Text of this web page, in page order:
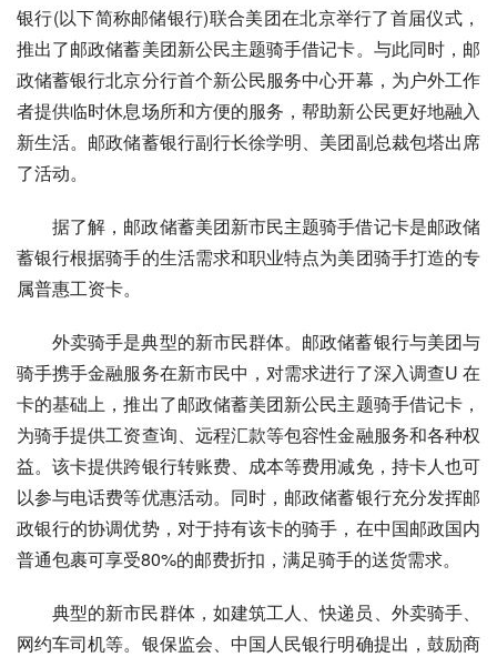
银行(以下简称邮储银行)联合美团在北京举行了首届仪式，
推出了邮政储蓄美团新公民主题骑手借记卡。与此同时，邮
政储蓄银行北京分行首个新公民服务中心开幕，为户外工作
者提供临时休息场所和方便的服务，帮助新公民更好地融入
新生活。邮政储蓄银行副行长徐学明、美团副总裁包塔出席
了活动。
据了解，邮政储蓄美团新市民主题骑手借记卡是邮政储
蓄银行根据骑手的生活需求和职业特点为美团骑手打造的专
属普惠工资卡。
外卖骑手是典型的新市民群体。邮政储蓄银行与美团与
骑手携手金融服务在新市民中，对需求进行了深入调查U 在
卡的基础上，推出了邮政储蓄美团新公民主题骑手借记卡，
为骑手提供工资查询、远程汇款等包容性金融服务和各种权
益。该卡提供跨银行转账费、成本等费用减免，持卡人也可
以参与电话费等优惠活动。同时，邮政储蓄银行充分发挥邮
政银行的协调优势，对于持有该卡的骑手，在中国邮政国内
普通包裹可享受80%的邮费折扣，满足骑手的送货需求。
典型的新市民群体，如建筑工人、快递员、外卖骑手、
网约车司机等。 银保监会、中国人民银行明确提出，鼓励商